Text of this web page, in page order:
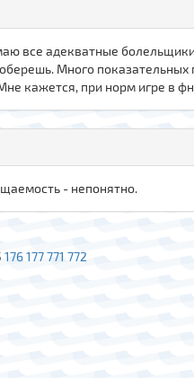
все адекватные
Много
кажется, при норм игре в
- непонятно.
176177771 772